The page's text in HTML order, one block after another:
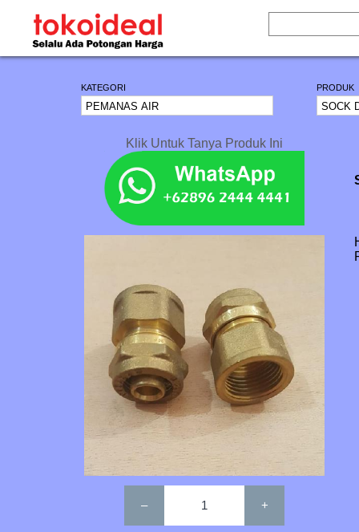
KATEGORI PRODUK
Klik Untuk Tanya Produk Ini
– 1 +